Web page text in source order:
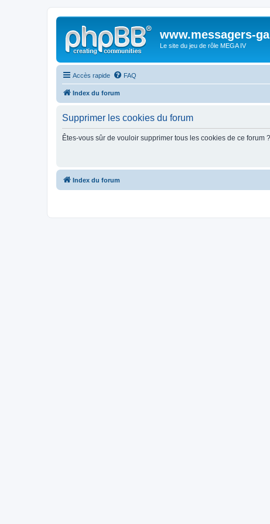
www.messagers-
Le site du jeu de rôle MEGA IV
Accès rapide FAQ
Index du forum
Supprimer les cookies du forum
Êtes-vous sûr de vouloir supprimer tous les cookies de ce forum ?
Index du forum